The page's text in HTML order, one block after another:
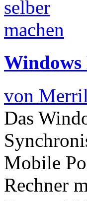
Windows
von
Das
Mobile
Rechner